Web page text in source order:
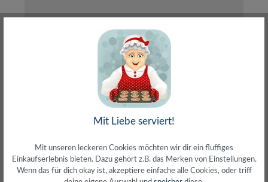
Produkte filtern
Mit Liebe serviert!
Mit unseren leckeren Cookies möchten wir dir ein fluffiges
Einkaufserlebnis bieten. Dazu gehört z.B. das Merken von Einstellungen.
Wenn das für dich okay ist, akzeptiere einfache alle Cookies, oder triff